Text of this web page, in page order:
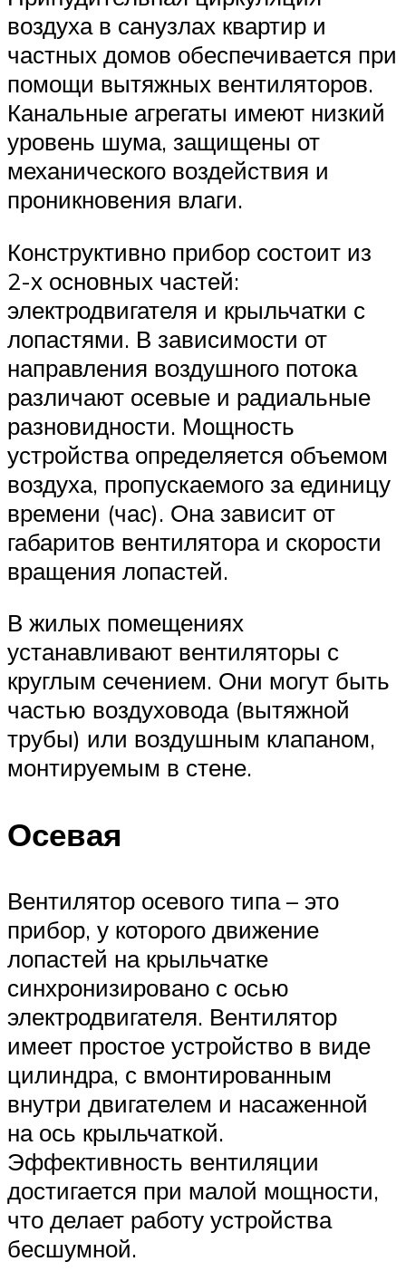
воздуха в санузлах квартир и
частных домов обеспечивается при
помощи вытяжных вентиляторов.
Канальные агрегаты имеют низкий
уровень шума, защищены от
механического воздействия и
проникновения влаги.
Конструктивно прибор состоит из
2-х основных частей:
электродвигателя и крыльчатки с
лопастями. В зависимости от
направления воздушного потока
различают осевые и радиальные
разновидности. Мощность
устройства определяется объемом
воздуха, пропускаемого за единицу
времени (час). Она зависит от
габаритов вентилятора и скорости
вращения лопастей.
В жилых помещениях
устанавливают вентиляторы с
круглым сечением. Они могут быть
частью воздуховода (вытяжной
трубы) или воздушным клапаном,
монтируемым в стене.
Осевая
Вентилятор осевого типа – это
прибор, у которого движение
лопастей на крыльчатке
синхронизировано с осью
электродвигателя. Вентилятор
имеет простое устройство в виде
цилиндра, с вмонтированным
внутри двигателем и насаженной
на ось крыльчаткой.
Эффективность вентиляции
достигается при малой мощности,
что делает работу устройства
бесшумной.